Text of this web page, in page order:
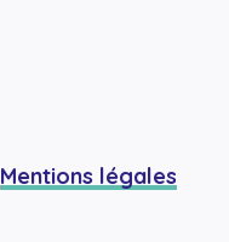
Mentions légales